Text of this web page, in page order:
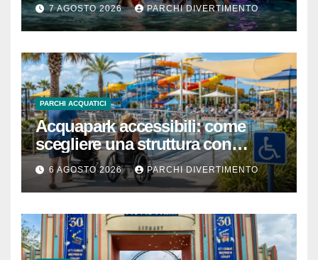
7 AGOSTO 2026 PARCHI DIVERTIMENTO
PARCHI ACQUATICI
Acquapark accessibili: come
scegliere una struttura con
passeggino o sedia a rotelle
6 AGOSTO 2026 PARCHI DIVERTIMENTO